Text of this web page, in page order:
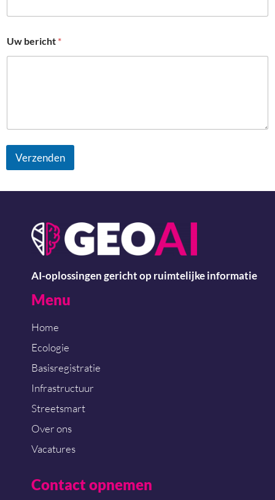
Uw bericht *
Verzenden
AI-oplossingen gericht op ruimtelijke informatie
Menu
Home
Ecologie
Basisregistratie
Infrastructuur
Streetsmart
Over ons
Vacatures
Contact opnemen